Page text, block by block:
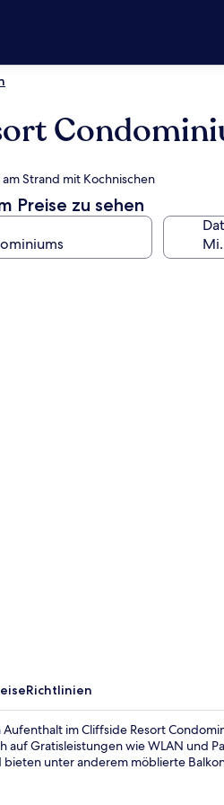
Strand mit Kochnischen
Preise zu sehen
Richtlinien
im Cliffside Resort
Gratisleistungen wie WLAN und
unter anderem möblierte